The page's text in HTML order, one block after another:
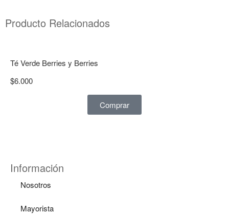
Producto Relacionados
Té Verde Berries y Berries
$6.000
Comprar
Información
Nosotros
Mayorista